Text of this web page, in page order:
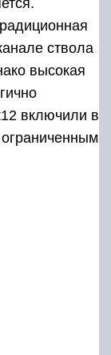
ствола
высокая
включили в
ограниченным